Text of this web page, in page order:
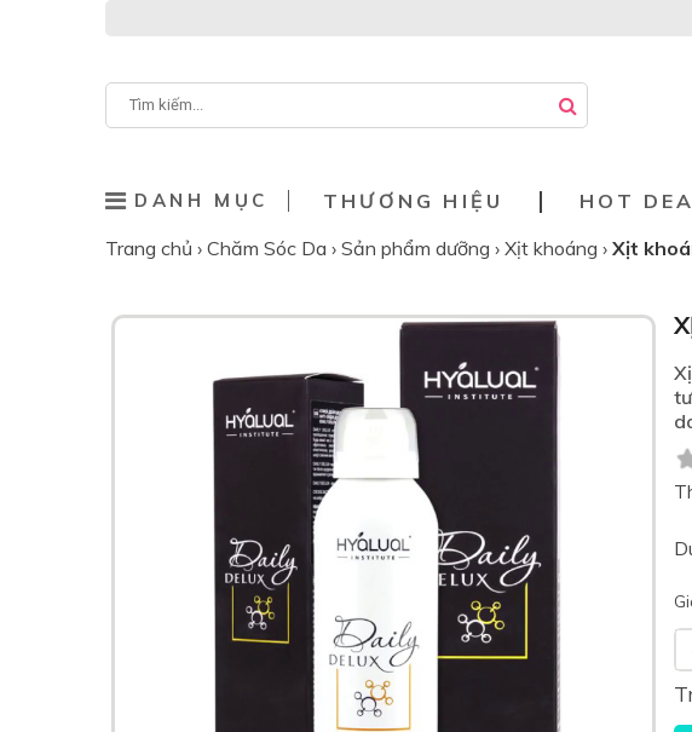
DANH MỤC THƯƠNG HIỆU HOT
Trang chủ › Chăm Sóc Da › Sản phẩm dưỡng › Xịt khoáng › Xịt